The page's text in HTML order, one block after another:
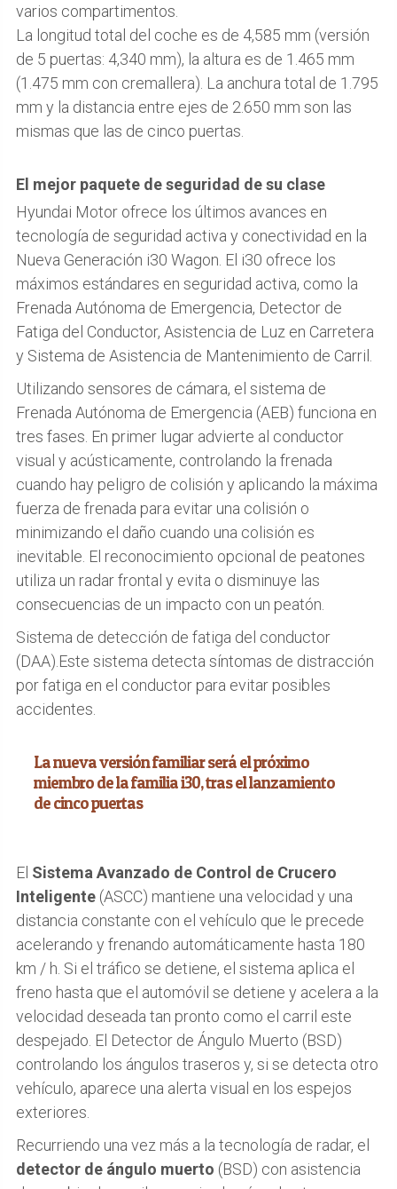
varios compartimentos.
La longitud total del coche es de 4,585 mm (versión
de 5 puertas: 4,340 mm), la altura es de 1.465 mm
(1.475 mm con cremallera). La anchura total de 1.795
mm y la distancia entre ejes de 2.650 mm son las
mismas que las de cinco puertas.
El mejor paquete de seguridad de su clase
Hyundai Motor ofrece los últimos avances en
tecnología de seguridad activa y conectividad en la
Nueva Generación i30 Wagon. El i30 ofrece los
máximos estándares en seguridad activa, como la
Frenada Autónoma de Emergencia, Detector de
Fatiga del Conductor, Asistencia de Luz en Carretera
y Sistema de Asistencia de Mantenimiento de Carril.
Utilizando sensores de cámara, el sistema de
Frenada Autónoma de Emergencia (AEB) funciona en
tres fases. En primer lugar advierte al conductor
visual y acústicamente, controlando la frenada
cuando hay peligro de colisión y aplicando la máxima
fuerza de frenada para evitar una colisión o
minimizando el daño cuando una colisión es
inevitable. El reconocimiento opcional de peatones
utiliza un radar frontal y evita o disminuye las
consecuencias de un impacto con un peatón.
Sistema de detección de fatiga del conductor
(DAA).Este sistema detecta síntomas de distracción
por fatiga en el conductor para evitar posibles
accidentes.
La nueva versión familiar será el próximo
miembro de la familia i30, tras el lanzamiento
de cinco puertas
El Sistema Avanzado de Control de Crucero
Inteligente (ASCC) mantiene una velocidad y una
distancia constante con el vehículo que le precede
acelerando y frenando automáticamente hasta 180
km / h. Si el tráfico se detiene, el sistema aplica el
freno hasta que el automóvil se detiene y acelera a la
velocidad deseada tan pronto como el carril este
despejado. El Detector de Ángulo Muerto (BSD)
controlando los ángulos traseros y, si se detecta otro
vehículo, aparece una alerta visual en los espejos
exteriores.
Recurriendo una vez más a la tecnología de radar, el
detector de ángulo muerto (BSD) con asistencia